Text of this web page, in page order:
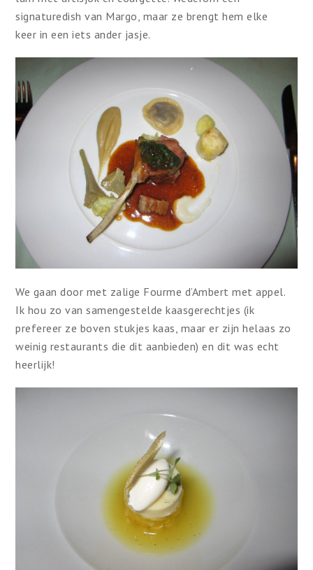
signaturedish van Margo, maar ze brengt hem elke
keer in een iets ander jasje.
We gaan door met zalige Fourme d’Ambert met appel.
Ik hou zo van samengestelde kaasgerechtjes (ik
prefereer ze boven stukjes kaas, maar er zijn helaas zo
weinig restaurants die dit aanbieden) en dit was echt
heerlijk!